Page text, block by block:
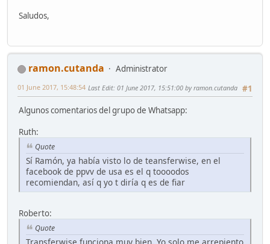
Saludos,
ramon.cutanda
Administrator
#1
01 June 2017, 15:48:54 Last Edit: 01 June 2017, 15:51:00 by ramon.cutanda
Algunos comentarios del grupo de Whatsapp:
Ruth:
Quote
Sí Ramón, ya había visto lo de teansferwise, en el
facebook de ppvv de usa es el q toooodos
recomiendan, así q yo t diría q es de fiar
Roberto:
Quote